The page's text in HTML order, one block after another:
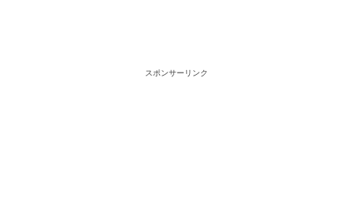
スポンサーリンク